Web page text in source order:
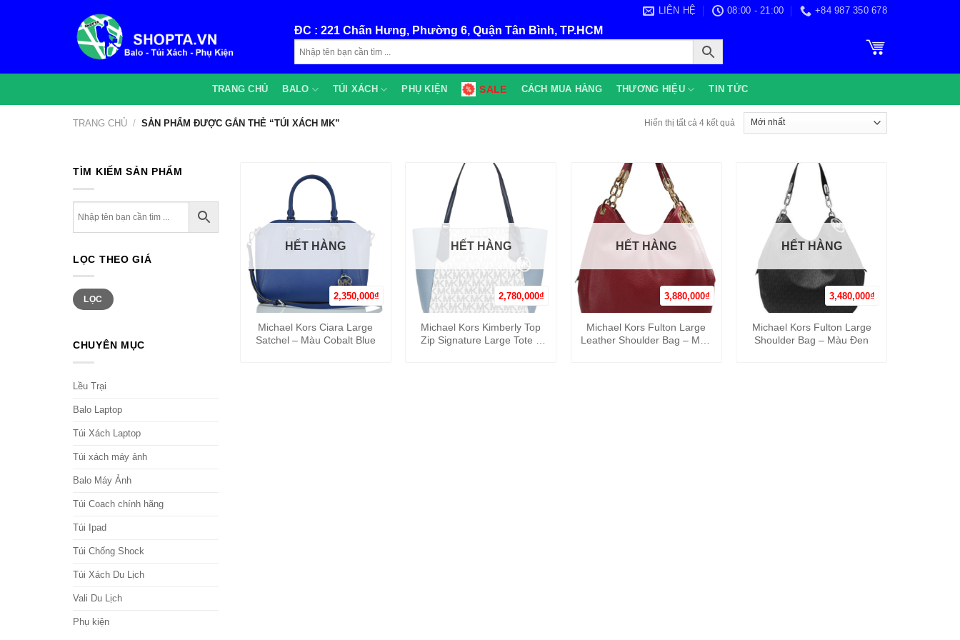
LIÊN HỆ 08:00 - 21:00 +84 987 350 678
ĐC : 221 Chấn Hưng, Phường 6, Quận Tân Bình, TP.HCM
TRANG CHỦ BALO TÚI XÁCH PHỤ KIỆN SALE CÁCH MUA HÀNG THƯƠNG HIỆU TIN TỨC
TRANG CHỦ / SẢN PHẨM ĐƯỢC GẮN THẺ “TÚI XÁCH MK” Hiển thị tất cả 4 kết quả Được
sắp
TÌM KIẾM SẢN PHẨM
LỌC THEO GIÁ
Giá
thấp
nhất
Giá
cao
nhất
LỌC
CHUYÊN MỤC
Lều Trại
Balo Laptop
Túi Xách Laptop
Túi xách máy ảnh
Balo Máy Ảnh
Túi Coach chính hãng
Túi Ipad
Túi Chống Shock
Túi Xách Du Lịch
Vali Du Lịch
Phụ kiện
2,350,000₫
+
HẾT HÀNG
Michael Kors Ciara Large
Satchel – Màu Cobalt Blue
2,780,000₫
HẾT HÀNG
Michael Kors Kimberly Top
Zip Signature Large Tote –
3,880,000₫
HẾT HÀNG
Michael Kors Fulton Large
Leather Shoulder Bag – Màu
3,480,000₫
HẾT HÀNG
Michael Kors Fulton Large
Shoulder Bag – Màu Đen